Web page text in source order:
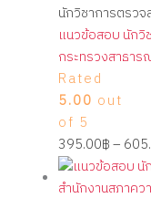
นักวิชาการตรวจ
แนวข้อสอบ นักวิ
กระทรวงสาธา
Rated
5.00 out
of 5
395.00฿–